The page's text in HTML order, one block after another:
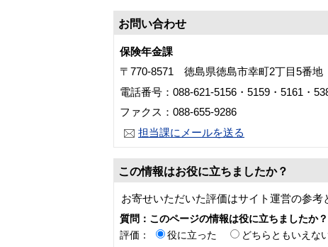
お問い合わせ
保険年金課
〒770-8571 徳島県徳島市幸町2丁目5番地
電話番号：088-621-5156・5159・5161・
ファクス：088-655-9286
担当課にメールを送る
この情報はお役に立ちましたか？
お寄せいただいた評価はサイト運営の参考
質問：このページの情報は役に立ちましたか？
評価：
役に立った どちらともいえな